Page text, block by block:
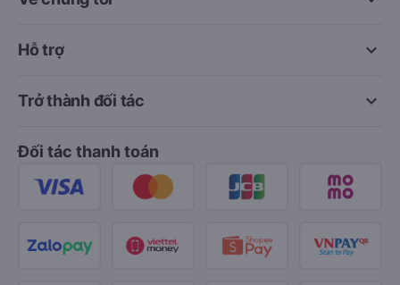
keyboard_arrow_down
Hỗ trợ
keyboard_arrow_down
Trở thành đối tác
Đối tác thanh toán